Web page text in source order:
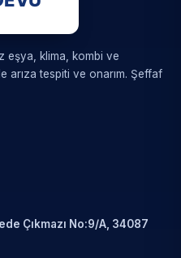
eşya, klima, kombi ve
arıza tespiti ve onarım. Şeffaf
Çıkmazı No:9/A, 34087